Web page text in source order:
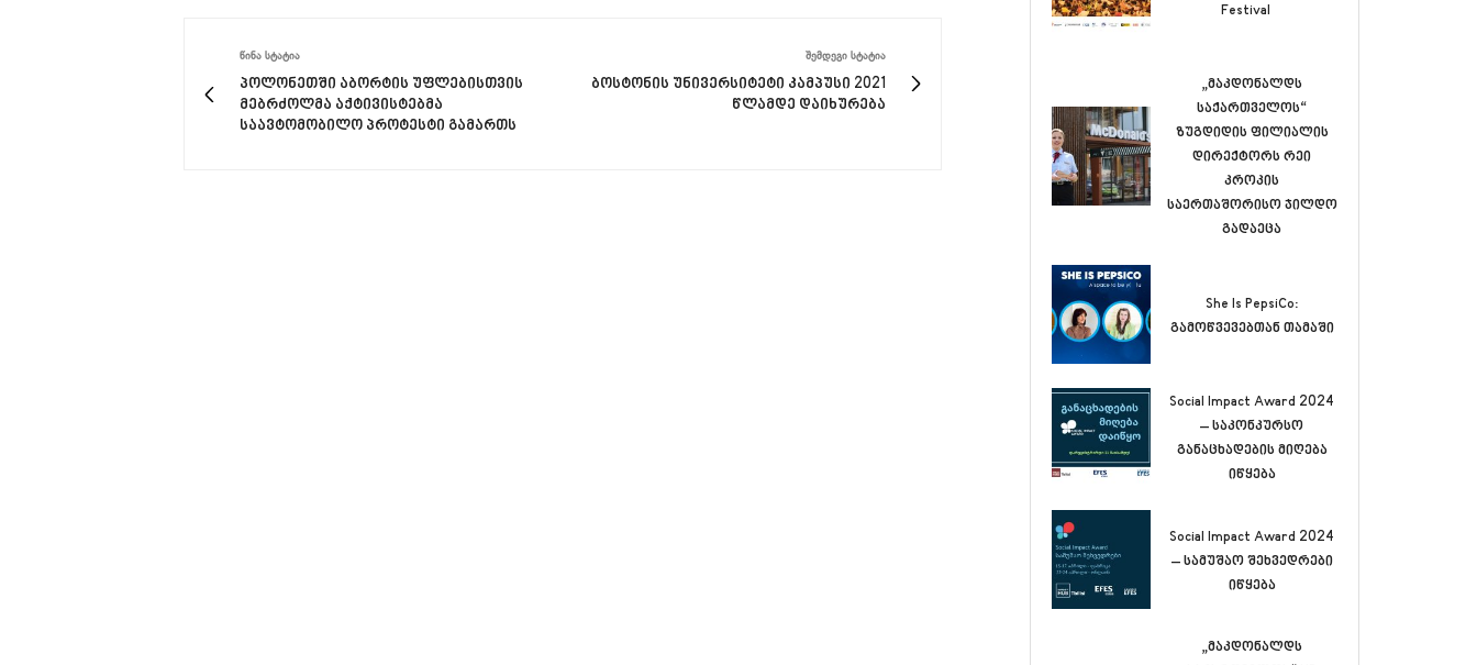
ᲬᲘᲜᲐ ᲡᲢᲐᲢᲘᲐ
პოლონეთში აბორტის უფლებისთვის
მებრძოლმა აქტივისტებმა
საავტომობილო პროტესტი გამართს
ᲨᲔᲛᲓᲔᲒᲘ ᲡᲢᲐᲢᲘᲐ
ბოსტონის უნივერსიტეტი კამპუსი 2021
წლამდე დაიხურება
Festival
„მაკდონალდს
საქართველოს“
ზუგდიდის ფილიალის
დირექტორს რეი
კროკის
საერთაშორისო ჯილდო
გადაეცა
She Is PepsiCo:
გამოწვევებთან თამაში
Social Impact Award 2024
– საკონკურსო
განაცხადების მიღება
იწყება
Social Impact Award 2024
– სამუშაო შეხვედრები
იწყება
„მაკდონალდს